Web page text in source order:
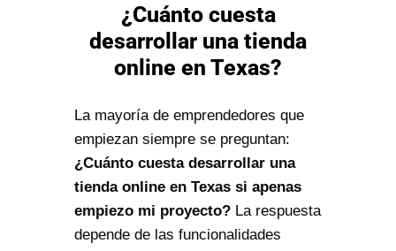
¿Cuánto cuesta
desarrollar una tienda
online en Texas?
La mayoría de emprendedores que
empiezan siempre se preguntan:
¿Cuánto cuesta desarrollar una
tienda online en Texas si apenas
empiezo mi proyecto? La respuesta
depende de las funcionalidades